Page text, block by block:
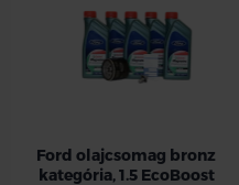
Ford olajcsomag bronz
kategória, 1.5 EcoBoost